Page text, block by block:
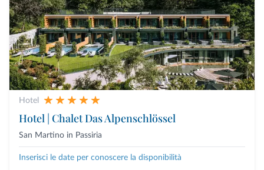
Hotel
Hotel | Chalet Das Alpenschlössel
San Martino in Passiria
Inserisci le date per conoscere la disponibilità